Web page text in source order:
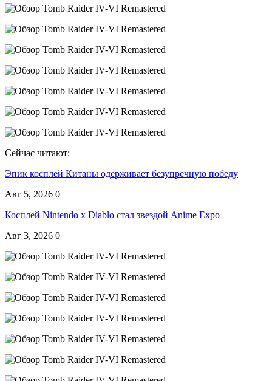
Сейчас читают:
Эпик косплей Китаны одерживает безупречную победу
Авг 5, 2026 0
Косплей Nintendo x Diablo стал звездой Anime Expo
Авг 3, 2026 0